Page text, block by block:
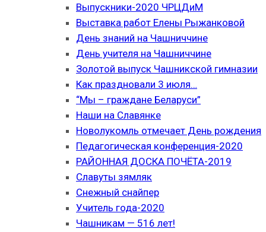
Выпускники-2020 ЧРЦДиМ
Выставка работ Елены Рыжанковой
День знаний на Чашниччине
День учителя на Чашниччине
Золотой выпуск Чашникской гимназии
Как праздновали 3 июля…
“Мы – граждане Беларуси”
Наши на Славянке
Новолукомль отмечает День рождения
Педагогическая конференция-2020
РАЙОННАЯ ДОСКА ПОЧЁТА-2019
Славуты зямляк
Снежный снайпер
Учитель года-2020
Чашникам — 516 лет!